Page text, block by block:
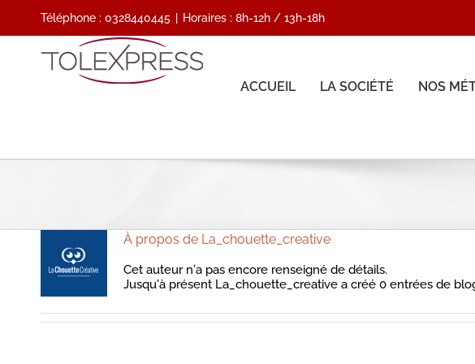
contenu
Téléphone : 0328440445 Horaires : 8h-12h / 13h-18h
ACCUEIL LA SOCIÉTÉ NOS
À propos de La_chouette_creative
Cet auteur n'a pas encore renseigné de détails.
Jusqu'à présent La_chouette_creative a créé 0 entrées de